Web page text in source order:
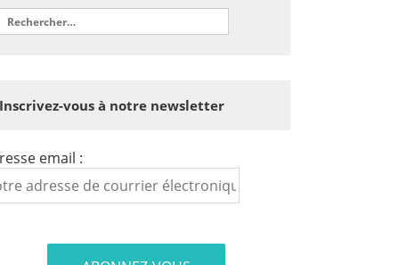
Inscrivez-vous à notre newsletter
email :